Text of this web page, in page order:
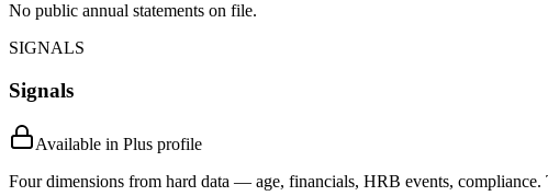
No public annual statements on file.
SIGNALS
Signals
Available in Plus profile
Four dimensions from hard data — age, financials, HRB events,